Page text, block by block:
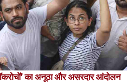
का अनूठा और असरदार आंदोलन